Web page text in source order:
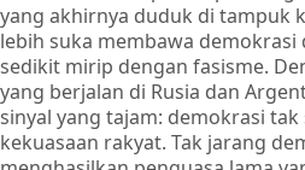
yang akhirnya duduk di tampuk
lebih suka membawa demokrasi
sedikit mirip dengan fasisme.
yang berjalan di Rusia dan
sinyal yang tajam: demokrasi
kekuasaan rakyat. Tak jarang